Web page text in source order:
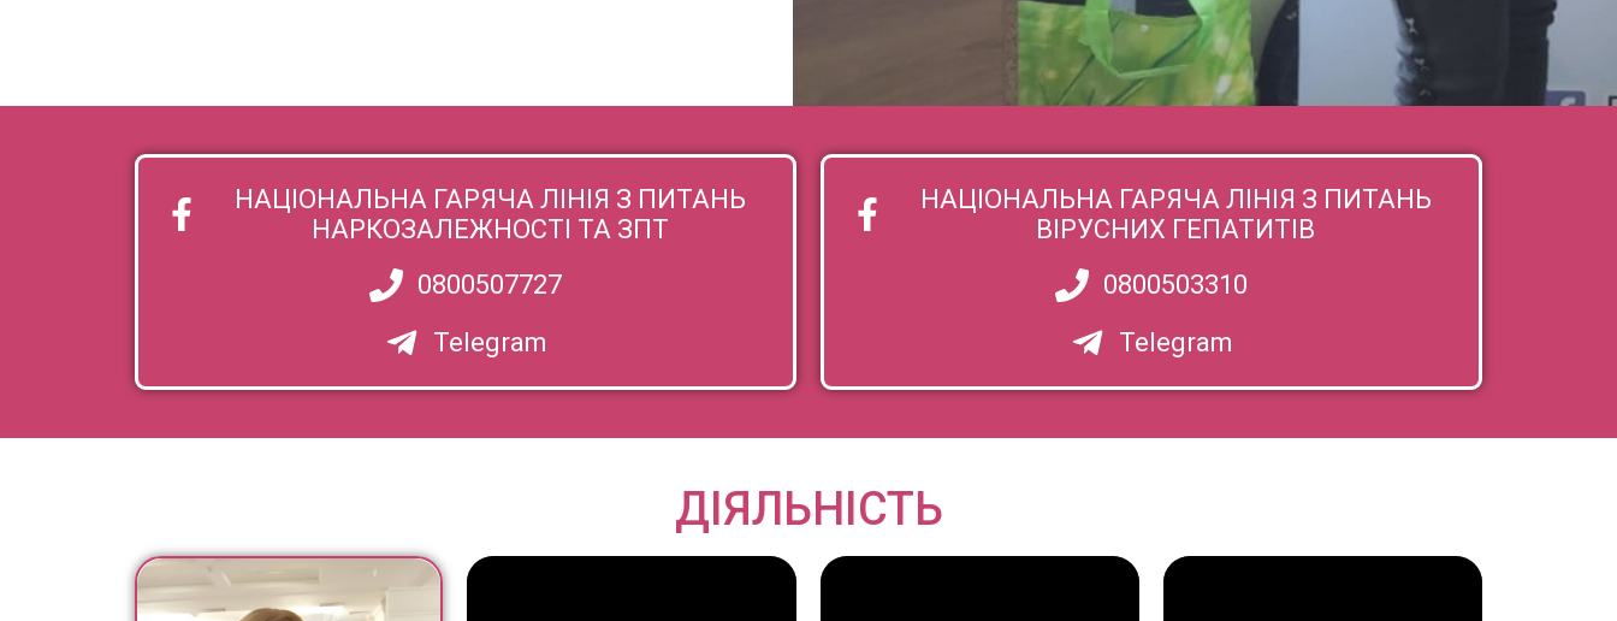
МИ ПРОДОВЖУЄМО ДІЯЛЬНІСТЬ У ЛЬВІВСЬКІЙ ОБЛАСТІ В СФЕРІ ЗАХИСТУ
ПРАВ ЖІНОК, ЯКІ ЖИВУТЬ З НАРКОЗАЛЕЖНІСТЮ
НАЦІОНАЛЬНА ГАРЯЧА ЛІНІЯ З ПИТАНЬ
НАРКОЗАЛЕЖНОСТІ ТА ЗПТ
0800507727
Telegram
НАЦІОНАЛЬНА ГАРЯЧА ЛІНІЯ З ПИТАНЬ
ВІРУСНИХ ГЕПАТИТІВ
0800503310
Telegram
ДІЯЛЬНІСТЬ